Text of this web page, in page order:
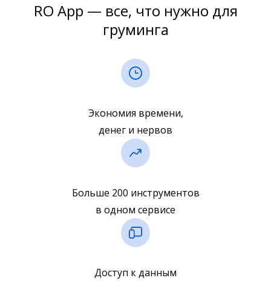
RO App — все, что нужно для
груминга
Экономия времени,
денег и нервов
Больше 200 инструментов
в одном сервисе
Доступ к данным